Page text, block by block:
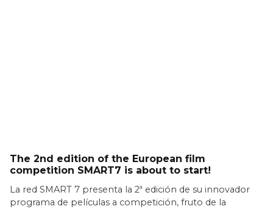
The 2nd edition of the European film
competition SMART7 is about to start!
La red SMART 7 presenta la 2ª edición de su innovador
programa de películas a competición, fruto de la